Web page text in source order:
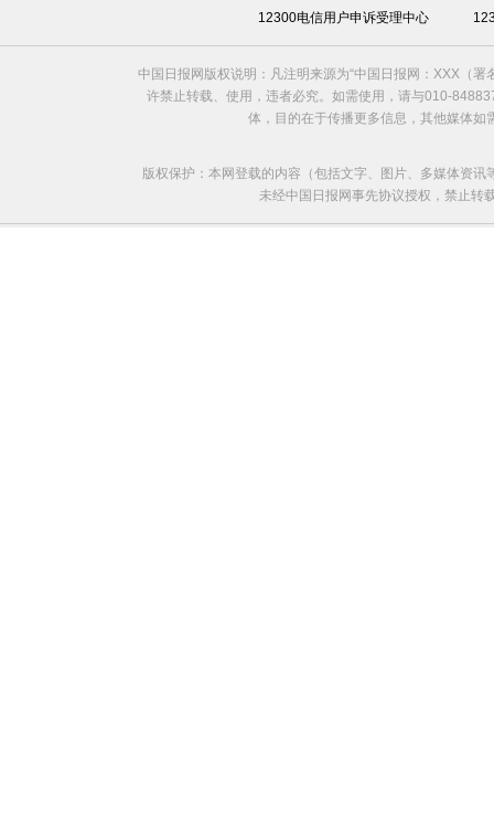
12300电信用户申诉受理中心
中国日报网版权说明：凡注明来源为“中国日报网：XXX（
许禁止转载、使用，违者必究。如需使用，请与010-
体，目的在于传播更多信息，其他媒体
版权保护：本网登载的内容（包括文字、图片、多媒体资
未经中国日报网事先协议授权，禁止转